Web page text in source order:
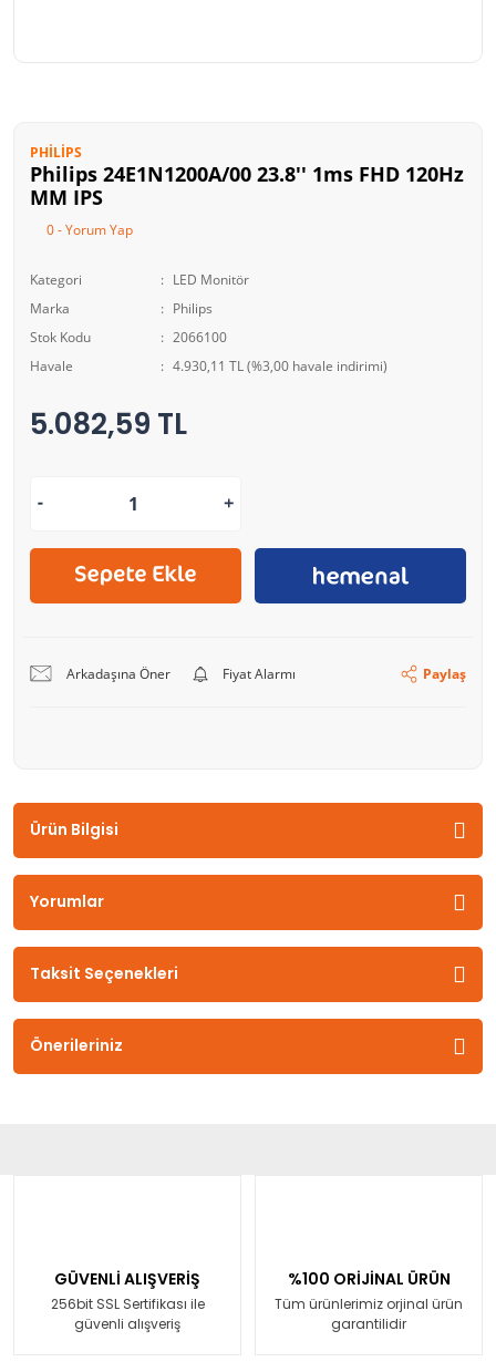
PHILIPS
Philips 24E1N1200A/00 23.8'' 1ms FHD 120Hz
MM IPS
0 - Yorum Yap
Kategori
LED Monitör
Marka
Philips
Stok Kodu
2066100
Havale
4.930,11 TL (%3,00 havale indirimi)
5.082,59 TL
Arkadaşına Öner Fiyat Alarmı Paylaş
Ürün Bilgisi
Yorumlar
Taksit Seçenekleri
Önerileriniz
GÜVENLİ ALIŞVERİŞ
256bit SSL Sertifikası ile
güvenli alışveriş
%100 ORİJİNAL ÜRÜN
Tüm ürünlerimiz orjinal ürün
garantilidir